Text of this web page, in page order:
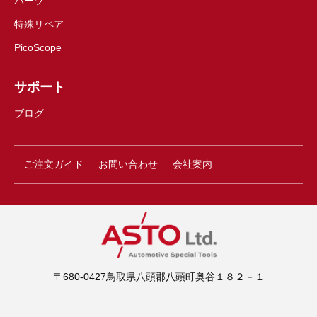
特殊リペア
PicoScope
サポート
ブログ
ご注文ガイド お問い合わせ 会社案内
〒680-0427鳥取県八頭郡八頭町奥谷１８２－１